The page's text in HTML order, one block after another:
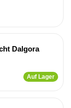
Dalgora
Auf Lager